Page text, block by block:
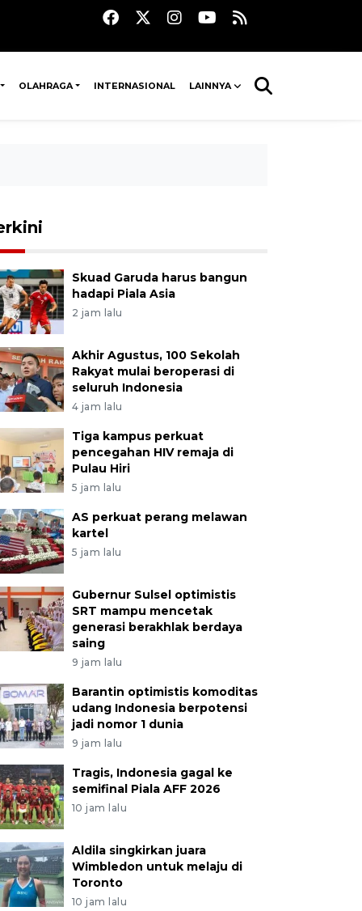
OLAHRAGA INTERNASIONAL LAINNYA
Skuad Garuda harus bangun
hadapi Piala Asia
2 jam lalu
Akhir Agustus, 100 Sekolah
Rakyat mulai beroperasi di
seluruh Indonesia
4 jam lalu
Tiga kampus perkuat
pencegahan HIV remaja di
Pulau Hiri
5 jam lalu
AS perkuat perang melawan
kartel
5 jam lalu
Gubernur Sulsel optimistis
SRT mampu mencetak
generasi berakhlak berdaya
saing
9 jam lalu
Barantin optimistis komoditas
udang Indonesia berpotensi
jadi nomor 1 dunia
9 jam lalu
Tragis, Indonesia gagal ke
semifinal Piala AFF 2026
10 jam lalu
Aldila singkirkan juara
Wimbledon untuk melaju di
Toronto
10 jam lalu